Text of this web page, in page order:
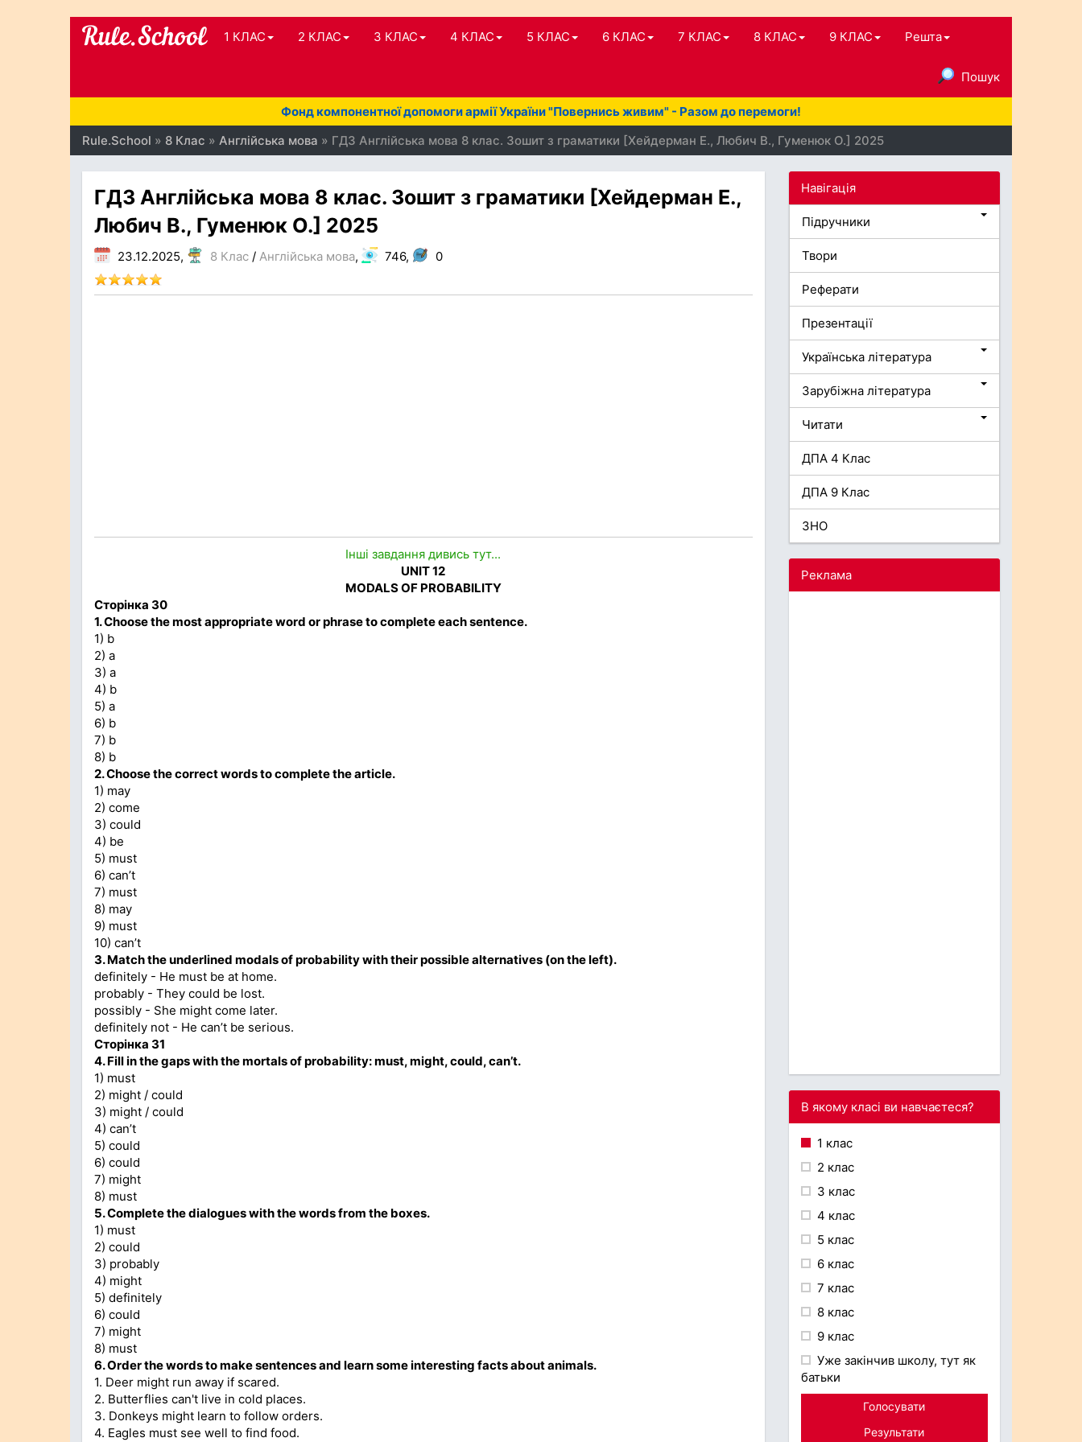
1 КЛАС 2 КЛАС 3 КЛАС 4 КЛАС 5 КЛАС 6 КЛАС 7 КЛАС 8 КЛАС 9 КЛАС Решта
Пошук
Фонд компонентної допомоги армії України "Повернись живим" - Разом до перемоги!
Rule.School » 8 Клас » Англійська мова » ГДЗ Англійська мова 8 клас. Зошит з граматики [Хейдерман Е., Любич В., Гуменюк О.] 2025
ГДЗ Англійська мова 8 клас. Зошит з граматики [Хейдерман Е.,
Любич В., Гуменюк О.] 2025
23.12.2025, 8 Клас / Англійська мова, 746, 0
Інші завдання дивись тут...
UNIT 12
MODALS OF PROBABILITY
Сторінка 30
1. Choose the most appropriate word or phrase to complete each sentence.
1) b
2) a
3) a
4) b
5) a
6) b
7) b
8) b
2. Choose the correct words to complete the article.
1) may
2) come
3) could
4) be
5) must
6) can’t
7) must
8) may
9) must
10) can’t
3. Match the underlined modals of probability with their possible alternatives (on the left).
definitely - He must be at home.
probably - They could be lost.
possibly - She might come later.
definitely not - He can’t be serious.
Сторінка 31
4. Fill in the gaps with the mortals of probability: must, might, could, can’t.
1) must
2) might / could
3) might / could
4) can’t
5) could
6) could
7) might
8) must
5. Complete the dialogues with the words from the boxes.
1) must
2) could
3) probably
4) might
5) definitely
6) could
7) might
8) must
6. Order the words to make sentences and learn some interesting facts about animals.
1. Deer might run away if scared.
2. Butterflies can't live in cold places.
3. Donkeys might learn to follow orders.
4. Eagles must see well to find food.
Навігація
Підручники
Твори
Реферати
Презентації
Українська література
Зарубіжна література
Читати
ДПА 4 Клас
ДПА 9 Клас
ЗНО
Реклама
В якому класі ви навчаєтеся?
1 клас
2 клас
3 клас
4 клас
5 клас
6 клас
7 клас
8 клас
9 клас
Уже закінчив школу, тут як
батьки
Голосувати
Результати